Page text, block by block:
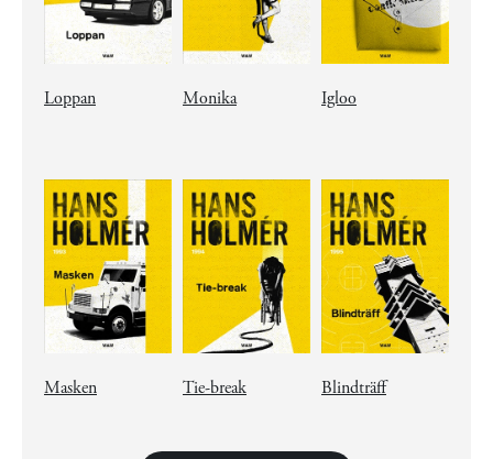
Loppan Monika Igloo
Masken Tie-break Blindträff